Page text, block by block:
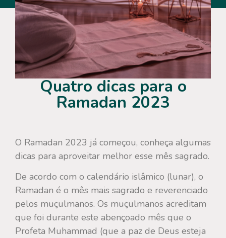
Quatro dicas para o
Ramadan 2023
O Ramadan 2023 já começou, conheça algumas
dicas para aproveitar melhor esse mês sagrado.
De acordo com o calendário islâmico (lunar), o
Ramadan é o mês mais sagrado e reverenciado
pelos muçulmanos. Os muçulmanos acreditam
que foi durante este abençoado mês que o
Profeta Muhammad (que a paz de Deus esteja